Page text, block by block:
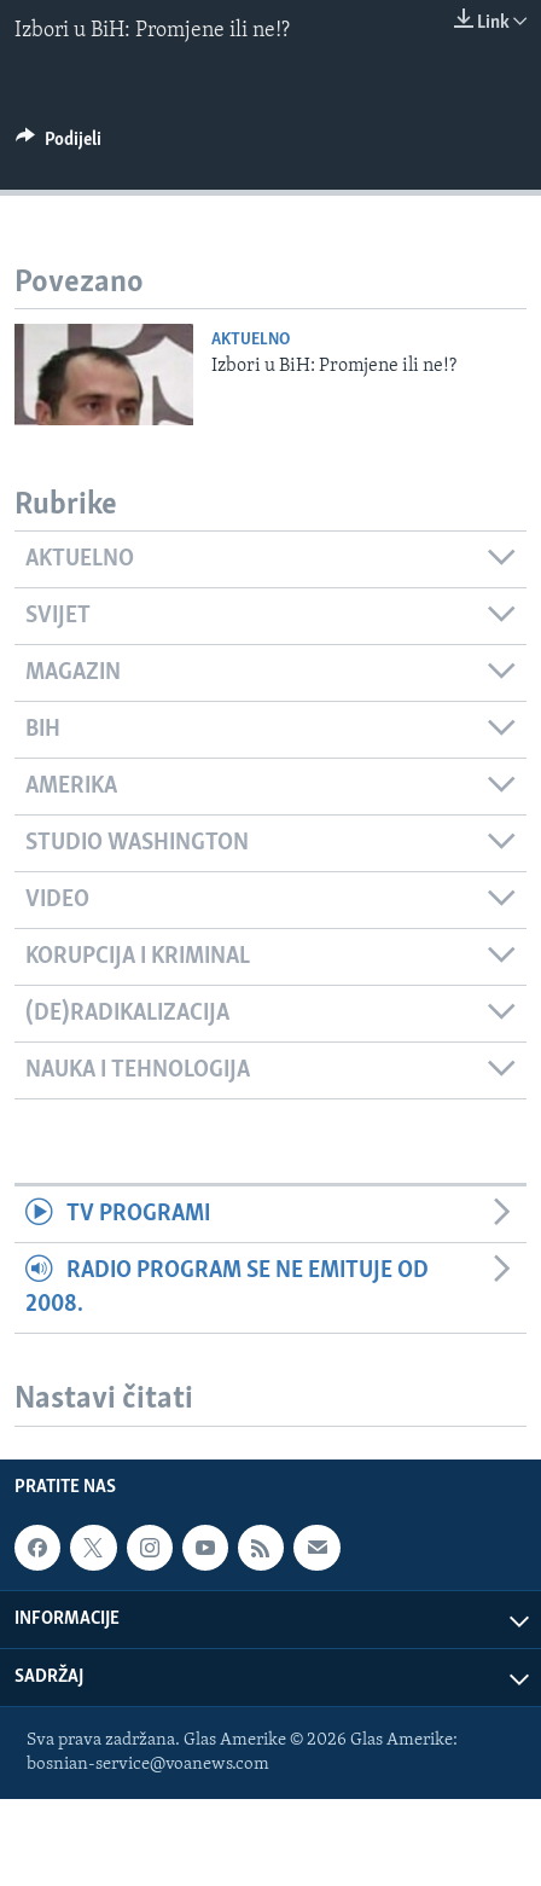
MAGAZIN
Learning English
PRATITE NAS
Jezici
0:00 0:00:00 Link
Izbori u BiH: Promjene ili ne!?
Podijeli
Povezano
AKTUELNO
Izbori u BiH: Promjene ili ne!?
Rubrike
AKTUELNO
SVIJET
MAGAZIN
BIH
AMERIKA
STUDIO WASHINGTON
VIDEO
KORUPCIJA I KRIMINAL
(DE)RADIKALIZACIJA
NAUKA I TEHNOLOGIJA
TV PROGRAMI
RADIO PROGRAM SE NE EMITUJE OD
2008.
Nastavi čitati
PRATITE NAS
INFORMACIJE
SADRŽAJ
Sva prava zadržana. Glas Amerike © 2026 Glas Amerike:
bosnian-service@voanews.com